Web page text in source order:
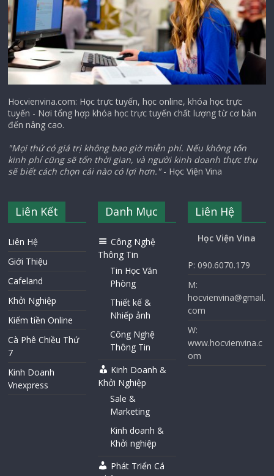
Hocvienvina.com: Học trực tuyến, học online, khóa học trực
tuyến - Nơi tổng hợp khóa học trực tuyến chất lượng từ cơ bản
đến nâng cao.
"Mọi thứ có giá trị không bao giờ miễn phí. Nếu không tốn
kinh phí cũng sẽ tốn thời gian, và người kinh doanh thực thụ
sẽ biết cách chọn cái nào có lợi hơn."- Học Viện Vina
Liên Kết
Liên Hệ
Giới Thiệu
Cafeland
Khởi Nghiệp
Kiếm tiền Online
Cà Phê Chiều Thứ
7
Kinh Doanh
Vnexpress
Danh Mục
Công Nghệ
Thông Tin
Tin Học Văn
Phòng
Thiết kế &
Nhiếp ảnh
Công Nghệ
Thông Tin
Kinh Doanh &
Khởi Nghiệp
Sale &
Marketing
Kinh doanh &
Khởi nghiệp
Phát Triển Cá
Liên Hệ
Học Viện Vina
P: 090.6070.179
M:
hocvienvina@gmail.
com
W:
www.hocvienvina.c
om